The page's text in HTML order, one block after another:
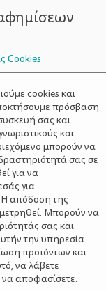
ΣΥΜΒΟΥΛΟΙ
Cookies
cookies και
πρόσβαση
σας και
και
μπορούν να
σας σε
για να
για
Η απόδοση της
Μπορούν να
σας και
την υπηρεσία
προϊόντων και
να λάβετε
να αποφασίσετε.